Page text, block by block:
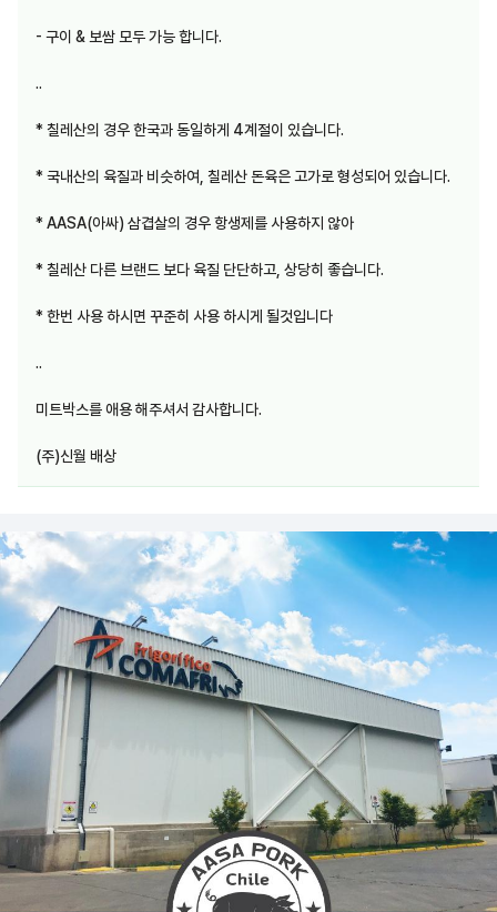
- 구이 & 보쌈 모두 가능 합니다.
..
* 칠레산의 경우 한국과 동일하게 4계절이 있습니다.
* 국내산의 육질과 비슷하여, 칠레산 돈육은 고가로 형성되어 있습니다.
* AASA(아싸) 삼겹살의 경우 항생제를 사용하지 않아
* 칠레산 다른 브랜드 보다 육질 단단하고, 상당히 좋습니다.
* 한번 사용 하시면 꾸준히 사용 하시게 될것입니다
..
미트박스를 애용 해주셔서 감사합니다.
(주)신월 배상